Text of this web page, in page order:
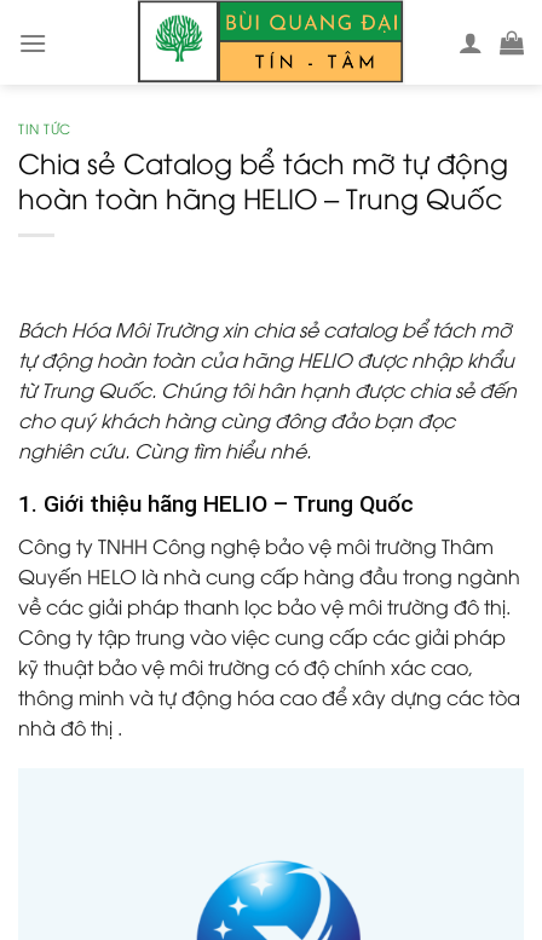
TIN TỨC
Chia sẻ Catalog bể tách mỡ tự động
hoàn toàn hãng HELIO – Trung Quốc
Bách Hóa Môi Trường xin chia sẻ catalog bể tách mỡ
tự động hoàn toàn của hãng HELIO được nhập khẩu
từ Trung Quốc. Chúng tôi hân hạnh được chia sẻ đến
cho quý khách hàng cùng đông đảo bạn đọc
nghiên cứu. Cùng tìm hiểu nhé.
1. Giới thiệu hãng HELIO – Trung Quốc
Công ty TNHH Công nghệ bảo vệ môi trường Thâm
Quyến HELO là nhà cung cấp hàng đầu trong ngành
về các giải pháp thanh lọc bảo vệ môi trường đô thị.
Công ty tập trung vào việc cung cấp các giải pháp
kỹ thuật bảo vệ môi trường có độ chính xác cao,
thông minh và tự động hóa cao để xây dựng các tòa
nhà đô thị .